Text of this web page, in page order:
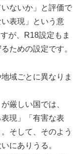
ないか」と評価で
表現」という意
が、R18設定もま
ための設定です。
域ごとに異なりま
厳しい国では、
現」「有害な表
そして、そのよう
にありうる。